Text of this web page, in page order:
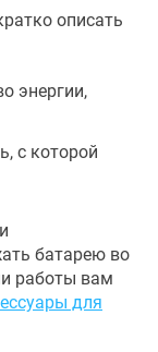
описать
энергии,
с которой
батарею во
работы вам
для